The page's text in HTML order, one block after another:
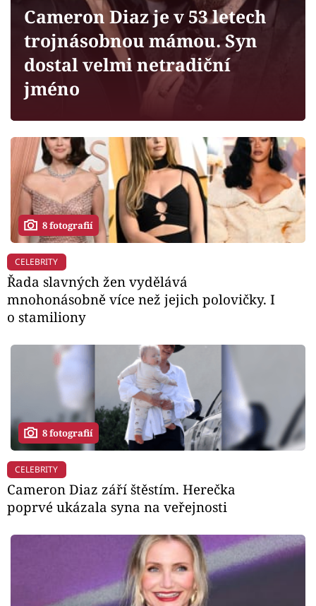
Sledujte prima+
Filmový festival Karlovy Vary
Mámy sobě
Přihlášení
Sledujte nás
Cameron Diaz je v 53 letech
trojnásobnou mámou. Syn
dostal velmi netradiční
jméno
8 fotografií
CELEBRITY
Řada slavných žen vydělává
mnohonásobně více než jejich polovičky. I
o stamiliony
8 fotografií
CELEBRITY
Cameron Diaz září štěstím. Herečka
poprvé ukázala syna na veřejnosti